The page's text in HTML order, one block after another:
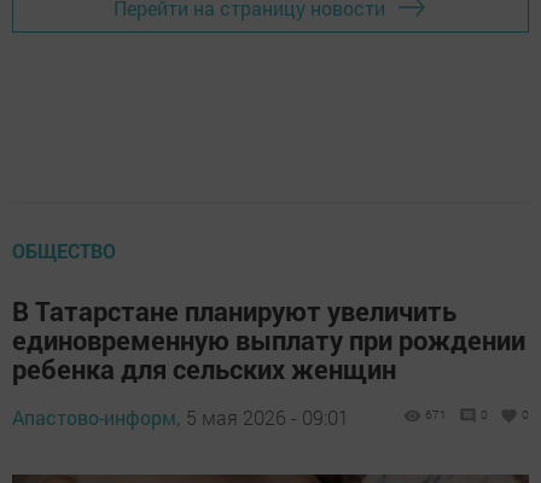
Перейти на страницу новости
ОБЩЕСТВО
В Татарстане планируют увеличить
единовременную выплату при рождении
ребенка для сельских женщин
Апастово-информ, 5 мая 2026 - 09:01 671 0 0